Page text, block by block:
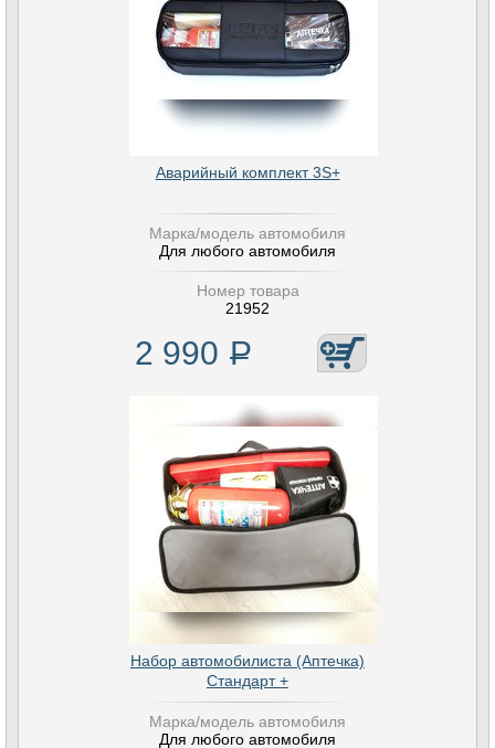
Аварийный комплект 3S+
Марка/модель автомобиля
Для любого автомобиля
Номер товара
21952
2 990 Р
Набор автомобилиста (Аптечка)
Стандарт +
Марка/модель автомобиля
Для любого автомобиля